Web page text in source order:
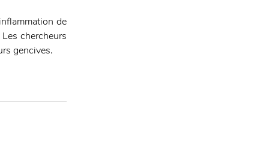
de
chercheurs
gencives.